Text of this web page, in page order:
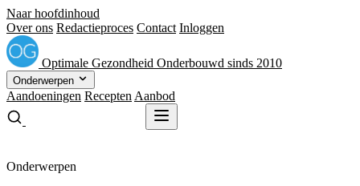
Naar hoofdinhoud
Over ons Redactieproces Contact Inloggen
Optimale Gezondheid Onderbouwd sinds 2010
Onderwerpen
Aandoeningen Recepten Aanbod
Onderwerpen